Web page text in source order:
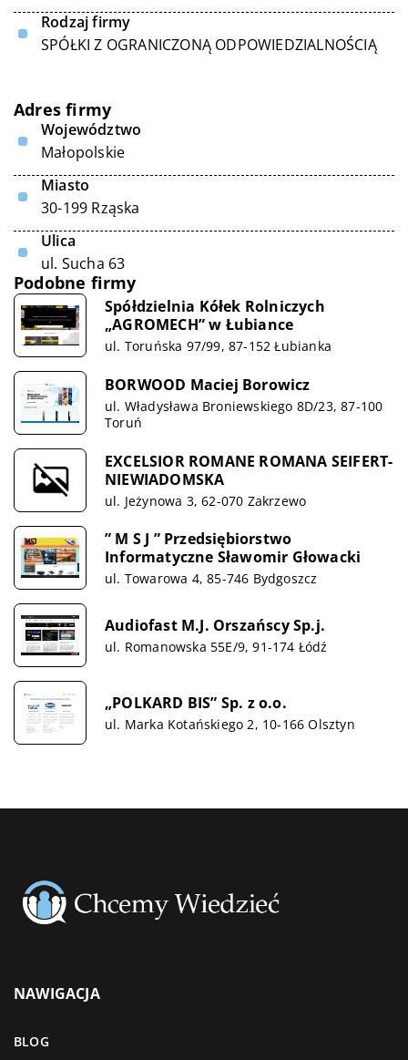
Rodzaj firmy
SPÓŁKI Z OGRANICZONĄ ODPOWIEDZIALNOŚCIĄ
Adres firmy
Województwo
Małopolskie
Miasto
30-199 Rząska
Ulica
ul. Sucha 63
Podobne firmy
Spółdzielnia Kółek Rolniczych
„AGROMECH” w Łubiance
ul. Toruńska 97/99, 87-152 Łubianka
BORWOOD Maciej Borowicz
ul. Władysława Broniewskiego 8D/23, 87-100
Toruń
EXCELSIOR ROMANE ROMANA SEIFERT-
NIEWIADOMSKA
ul. Jeżynowa 3, 62-070 Zakrzewo
” M S J ” Przedsiębiorstwo
Informatyczne Sławomir Głowacki
ul. Towarowa 4, 85-746 Bydgoszcz
Audiofast M.J. Orszańscy Sp.j.
ul. Romanowska 55E/9, 91-174 Łódź
„POLKARD BIS” Sp. z o.o.
ul. Marka Kotańskiego 2, 10-166 Olsztyn
NAWIGACJA
BLOG